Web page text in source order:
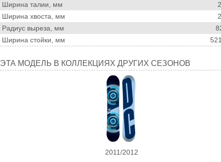
Ширина талии, мм
Ширина хвоста, мм
Радиус выреза, мм
Ширина стойки, мм
Эта
модель
ЭТА МОДЕЛЬ В КОЛЛЕКЦИЯХ ДРУГИХ СЕЗОНОВ
2011/2012